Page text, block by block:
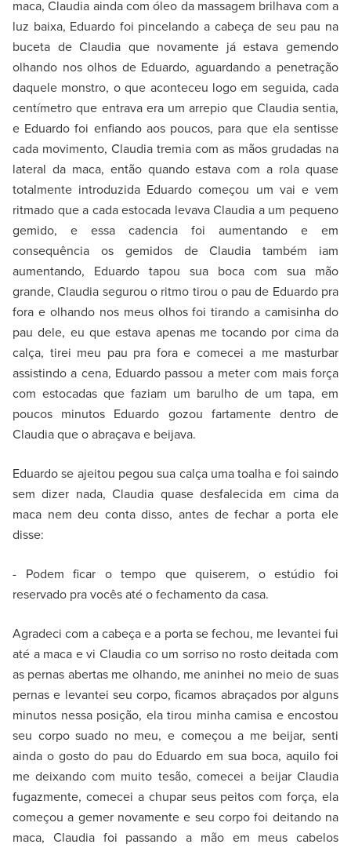
maca, Claudia ainda com óleo da massagem brilhava com a
luz baixa, Eduardo foi pincelando a cabeça de seu pau na
buceta de Claudia que novamente já estava gemendo
olhando nos olhos de Eduardo, aguardando a penetração
daquele monstro, o que aconteceu logo em seguida, cada
centímetro que entrava era um arrepio que Claudia sentia,
e Eduardo foi enfiando aos poucos, para que ela sentisse
cada movimento, Claudia tremia com as mãos grudadas na
lateral da maca, então quando estava com a rola quase
totalmente introduzida Eduardo começou um vai e vem
ritmado que a cada estocada levava Claudia a um pequeno
gemido, e essa cadencia foi aumentando e em
consequência os gemidos de Claudia também iam
aumentando, Eduardo tapou sua boca com sua mão
grande, Claudia segurou o ritmo tirou o pau de Eduardo pra
fora e olhando nos meus olhos foi tirando a camisinha do
pau dele, eu que estava apenas me tocando por cima da
calça, tirei meu pau pra fora e comecei a me masturbar
assistindo a cena, Eduardo passou a meter com mais força
com estocadas que faziam um barulho de um tapa, em
poucos minutos Eduardo gozou fartamente dentro de
Claudia que o abraçava e beijava.
Eduardo se ajeitou pegou sua calça uma toalha e foi saindo
sem dizer nada, Claudia quase desfalecida em cima da
maca nem deu conta disso, antes de fechar a porta ele
disse:
- Podem ficar o tempo que quiserem, o estúdio foi
reservado pra vocês até o fechamento da casa.
Agradeci com a cabeça e a porta se fechou, me levantei fui
até a maca e vi Claudia co um sorriso no rosto deitada com
as pernas abertas me olhando, me aninhei no meio de suas
pernas e levantei seu corpo, ficamos abraçados por alguns
minutos nessa posição, ela tirou minha camisa e encostou
seu corpo suado no meu, e começou a me beijar, senti
ainda o gosto do pau do Eduardo em sua boca, aquilo foi
me deixando com muito tesão, comecei a beijar Claudia
fugazmente, comecei a chupar seus peitos com força, ela
começou a gemer novamente e seu corpo foi deitando na
maca, Claudia foi passando a mão em meus cabelos